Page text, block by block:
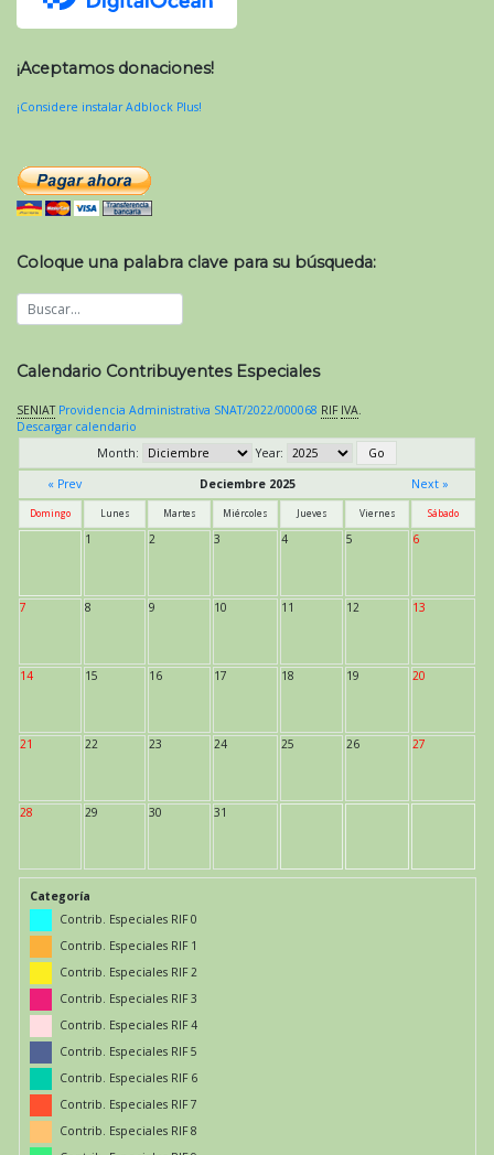
¡Aceptamos donaciones!
¡Considere instalar Adblock Plus!
Coloque una palabra clave para su búsqueda:
Calendario Contribuyentes Especiales
SENIAT Providencia Administrativa SNAT/2022/000068 RIF IVA
Descargar calendario
Month:
Year:
« Prev
Deciembre 2025 Next »
Domingo Lunes Martes Miércoles Jueves Viernes Sábado
1 2 3 4 5 6
7 8 9 10 11 12 13
14 15 16 17 18 19 20
21 22 23 24 25 26 27
28 29 30 31
Categoría
Contrib. Especiales RIF 0
Contrib. Especiales RIF 1
Contrib. Especiales RIF 2
Contrib. Especiales RIF 3
Contrib. Especiales RIF 4
Contrib. Especiales RIF 5
Contrib. Especiales RIF 6
Contrib. Especiales RIF 7
Contrib. Especiales RIF 8